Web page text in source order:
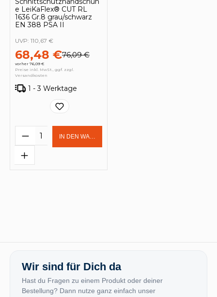
e LeiKaFlex® CUT RL
1636 Gr.8 grau/schwarz
EN 388 PSA II
68,48 €76,09 €
vorher 76,09 €
UVP: 110,67 €
Preise inkl. MwSt., ggf. zzgl.
Versandkosten
1 - 3 Werktage
Produkt Anzahl: Gib den
IN DEN WARENKORB
Wir sind für Dich da
Hast du Fragen zu einem Produkt oder deiner
Bestellung? Dann nutze ganz einfach unser